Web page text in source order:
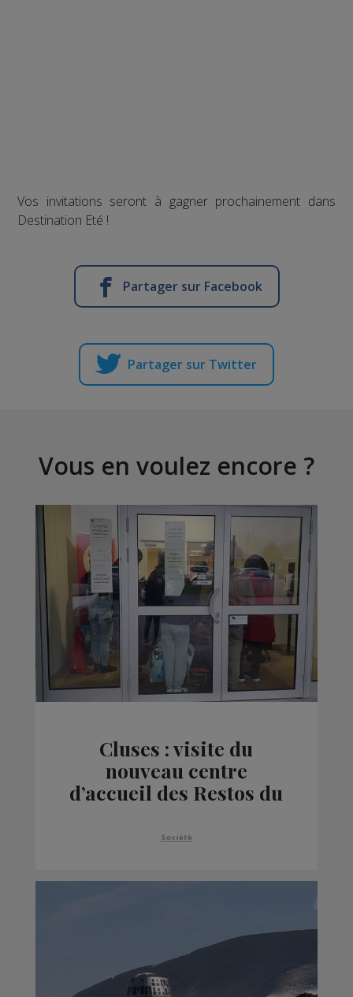
Vos invitations seront à gagner prochainement dans
Destination Eté !
Partager sur Facebook
Partager sur Twitter
Vous en voulez encore ?
Cluses : visite du
nouveau centre
d’accueil des Restos du
Société